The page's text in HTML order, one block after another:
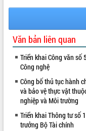
Không có file video nào để
Văn bản liên quan
Triển khai Công văn số
Công nghệ
Công bố thủ tục hành
và bảo vệ thực vật
nghiệp và Môi trường
Triển khai Thông tư số
trưởng Bộ Tài chính